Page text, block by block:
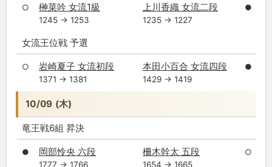
○ 榊菜吟 女流1級
1245 → 1253
上川香織 女流二段
1235 → 1227
●
女流王位戦 予選
○ 岩崎夏子 女流初段
1371 → 1381
本田小百合 女流四段
1429 → 1419
●
10/09 (木)
竜王戦6組 昇決
● 岡部怜央 六段
1777 → 1766
柵木幹太 五段
1654 → 1665
○